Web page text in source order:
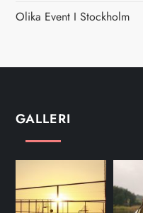
Olika Event I Stockholm
GALLERI